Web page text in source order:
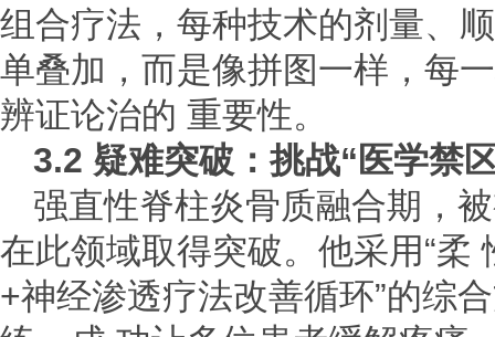
组合疗法，每种技术的剂量、
单叠加，而是像拼图一样，每
辨证论治的 重要性。
3.2 疑难突破：挑战“医学禁
强直性脊柱炎骨质融合期，
在此领域取得突破。他采用“柔
+神经渗透疗法改善循环”的综